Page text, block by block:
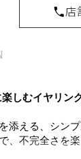
店
しむイヤリン
添える、シン
、不完全さを